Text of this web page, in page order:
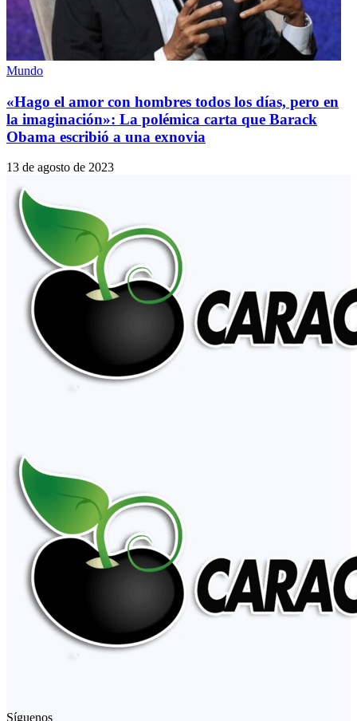
Mundo
«Hago el amor con hombres todos los días, pero en
la imaginación»: La polémica carta que Barack
Obama escribió a una exnovia
13 de agosto de 2023
Síguenos